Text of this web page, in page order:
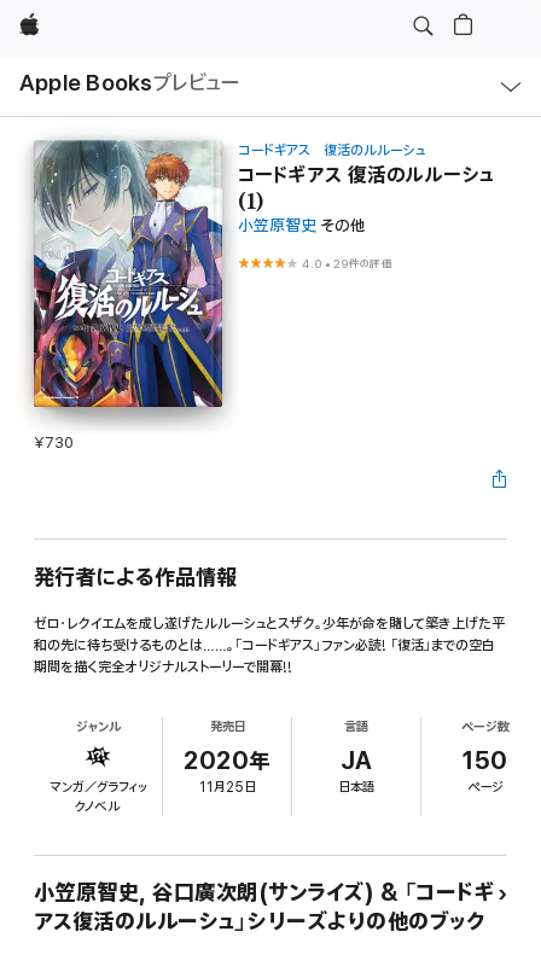
Apple
Apple Booksプレビュー
ル
コードギアス 復活のルルーシュ
コードギアス 復活のルルーシュ
(1)
小笠原智史 その他
4.0 •29件の評価
¥730
発行者による作品情報
ゼロ・レクイエムを成し遂げたルルーシュとスザク。少年が命を賭して築き上げた平
和の先に待ち受けるものとは……。「コードギアス」ファン必読! 「復活」までの空白
期間を描く完全オリジナルストーリーで開幕!!
ジャンル
マンガ／グラフィッ
クノベル
発売日
2020年
11月25日
言語
JA
日本語
ページ数
150
ページ
小笠原智史, 谷口廣次朗(サンライズ) & 「コードギ
アス復活のルルーシュ」シリーズよりの他のブック